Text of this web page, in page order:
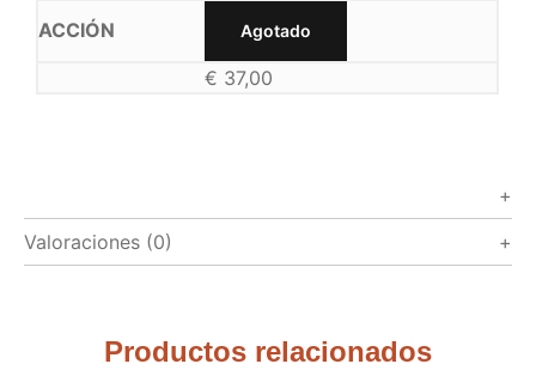
Agotado
€ 37,00
Valoraciones (0)
Productos relacionados